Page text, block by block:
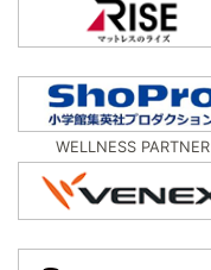
WELLNESS PARTNER